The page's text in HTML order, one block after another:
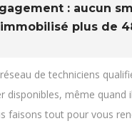
: aucun
plus de
de techniciens
disponibles, même quand
faisons tout pour vous